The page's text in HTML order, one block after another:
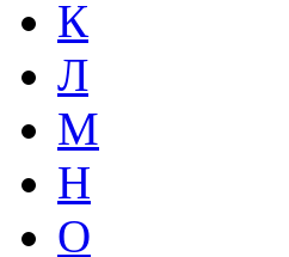
К
Л
М
Н
О